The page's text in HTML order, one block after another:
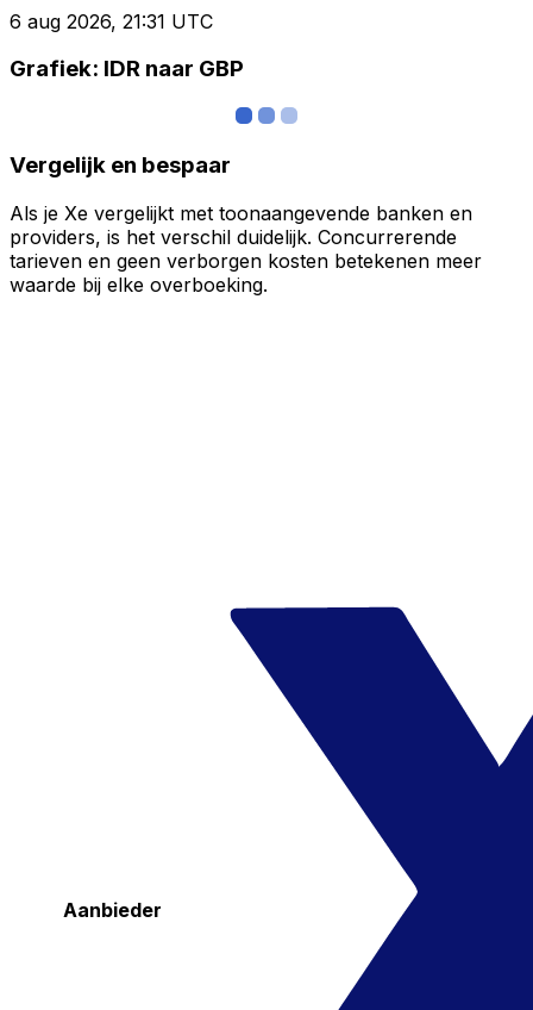
6 aug 2026, 21:31 UTC
Grafiek: IDR naar GBP
Vergelijk en bespaar
Als je Xe vergelijkt met toonaangevende banken en
providers, is het verschil duidelijk. Concurrerende
tarieven en geen verborgen kosten betekenen meer
waarde bij elke overboeking.
Aanbieder